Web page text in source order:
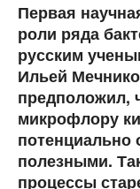
Первая
роли ряда
русским
Ильей
предположил,
микрофлору
потенциально
полезными.
процессы